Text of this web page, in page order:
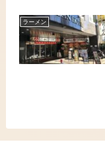
ラーメン